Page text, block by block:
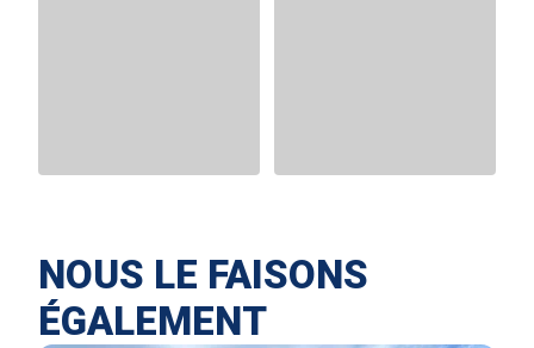
NOUS LE FAISONS
ÉGALEMENT